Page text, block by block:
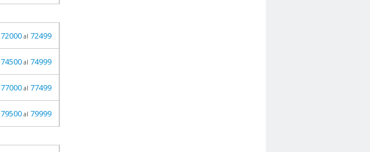
72000 al 72499
74500 al 74999
77000 al 77499
79500 al 79999